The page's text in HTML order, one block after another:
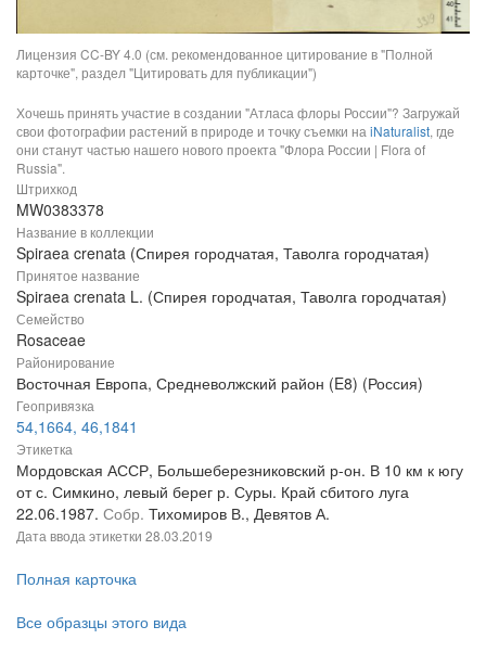
Лицензия CC-BY 4.0 (см. рекомендованное цитирование в "Полной
карточке", раздел "Цитировать для публикации")
Хочешь принять участие в создании "Атласа флоры России"? Загружай
свои фотографии растений в природе и точку съемки на iNaturalist, где
они станут частью нашего нового проекта "Флора России | Flora of
Russia".
Штрихкод
MW0383378
Название в коллекции
Spiraea crenata (Спирея городчатая, Таволга городчатая)
Принятое название
Spiraea crenata L. (Спирея городчатая, Таволга городчатая)
Семейство
Rosaceae
Районирование
Восточная Европа, Средневолжский район (E8) (Россия)
Геопривязка
54,1664, 46,1841
Этикетка
Мордовская АССР, Большеберезниковский р-он. В 10 км к югу
от с. Симкино, левый берег р. Суры. Край сбитого луга
22.06.1987. Собр. Тихомиров В., Девятов А.
Дата ввода этикетки 28.03.2019
Полная карточка
Все образцы этого вида